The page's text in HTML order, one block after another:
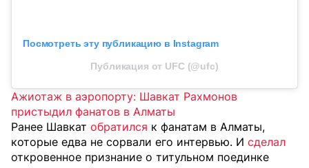
Посмотреть эту публикацию в Instagram
Публикация от UFC (@ufc)
Ажиотаж в аэропорту: Шавкат Рахмонов
пристыдил фанатов в Алматы
Ранее Шавкат обратился к фанатам в Алматы,
которые едва не сорвали его интервью. И сделал
откровенное признание о титульном поединке